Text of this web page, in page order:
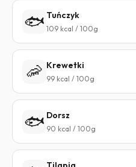
🐟 Tuńczyk
109 kcal / 100g
🦐 Krewetki
99 kcal / 100g
🐟 Dorsz
90 kcal / 100g